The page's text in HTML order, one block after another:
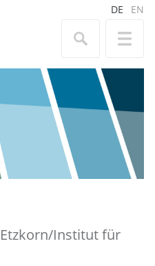
DE EN
Institut für